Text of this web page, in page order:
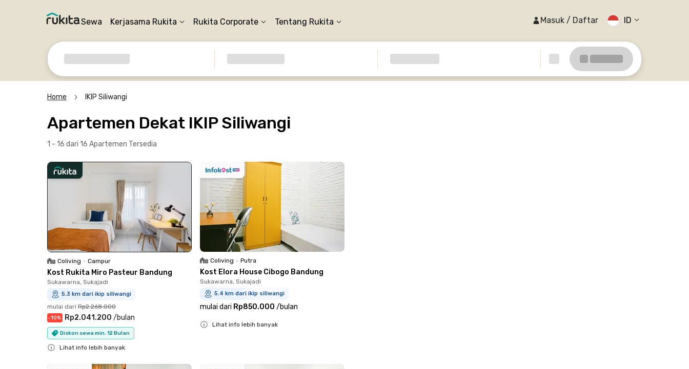
Sewa Kerjasama Rukita Rukita Corporate Tentang Rukita Masuk / Daftar ID
Home IKIP Siliwangi
Apartemen Dekat IKIP Siliwangi
1 - 16 dari 16 Apartemen Tersedia
Coliving • Campur
Kost Rukita Miro Pasteur Bandung
Sukawarna, Sukajadi
5.3 km dari ikip siliwangi
mulai dari Rp2.268.000
-10% Rp2.041.200 /bulan
Diskon sewa min. 12 Bulan
Lihat info lebih banyak
Coliving • Putra
Kost Elora House Cibogo Bandung
Sukawarna, Sukajadi
5.4 km dari ikip siliwangi
mulai dari Rp850.000 /bulan
Lihat info lebih banyak